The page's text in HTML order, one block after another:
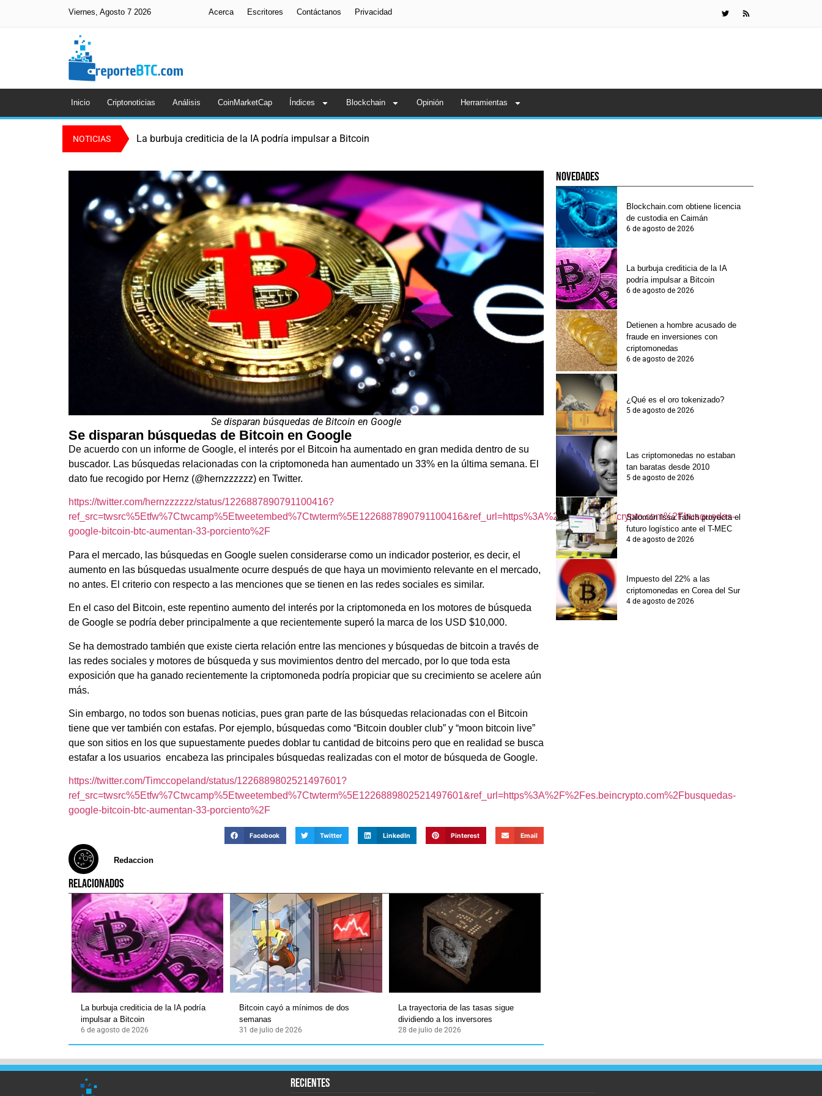
Viernes, Agosto 7 2026 Acerca Escritores Contáctanos Privacidad
Inicio Criptonoticias Análisis CoinMarketCap Índices Blockchain Opinión Herramientas
NOTICIAS La burbuja crediticia de la IA podría impulsar a Bitcoin
Se disparan búsquedas de Bitcoin en Google
Se disparan búsquedas de Bitcoin en Google
De acuerdo con un informe de Google, el interés por el Bitcoin ha aumentado en gran medida dentro de su
buscador. Las búsquedas relacionadas con la criptomoneda han aumentado un 33% en la última semana. El
dato fue recogido por Hernz (@hernzzzzzz) en Twitter.
https://twitter.com/hernzzzzzz/status/1226887890791100416?
ref_src=twsrc%5Etfw%7Ctwcamp%5Etweetembed%7Ctwterm%5E1226887890791100416&ref_url=https%3A%2F%2Fes.beincrypto.com%2Fbusquedas-
google-bitcoin-btc-aumentan-33-porciento%2F
Para el mercado, las búsquedas en Google suelen considerarse como un indicador posterior, es decir, el
aumento en las búsquedas usualmente ocurre después de que haya un movimiento relevante en el mercado,
no antes. El criterio con respecto a las menciones que se tienen en las redes sociales es similar.
En el caso del Bitcoin, este repentino aumento del interés por la criptomoneda en los motores de búsqueda
de Google se podría deber principalmente a que recientemente superó la marca de los USD $10,000.
Se ha demostrado también que existe cierta relación entre las menciones y búsquedas de bitcoin a través de
las redes sociales y motores de búsqueda y sus movimientos dentro del mercado, por lo que toda esta
exposición que ha ganado recientemente la criptomoneda podría propiciar que su crecimiento se acelere aún
más.
Sin embargo, no todos son buenas noticias, pues gran parte de las búsquedas relacionadas con el Bitcoin
tiene que ver también con estafas. Por ejemplo, búsquedas como “Bitcoin doubler club” y “moon bitcoin live”
que son sitios en los que supuestamente puedes doblar tu cantidad de bitcoins pero que en realidad se busca
estafar a los usuarios encabeza las principales búsquedas realizadas con el motor de búsqueda de Google.
https://twitter.com/Timccopeland/status/1226889802521497601?
ref_src=twsrc%5Etfw%7Ctwcamp%5Etweetembed%7Ctwterm%5E1226889802521497601&ref_url=https%3A%2F%2Fes.beincrypto.com%2Fbusquedas-
google-bitcoin-btc-aumentan-33-porciento%2F
Facebook Twitter LinkedIn Pinterest Email
Redaccion
RELACIONADOS
La burbuja crediticia de la IA podría
impulsar a Bitcoin
6 de agosto de 2026
Bitcoin cayó a mínimos de dos
semanas
31 de julio de 2026
La trayectoria de las tasas sigue
dividiendo a los inversores
28 de julio de 2026
novedades
Blockchain.com obtiene licencia
de custodia en Caimán
6 de agosto de 2026
La burbuja crediticia de la IA
podría impulsar a Bitcoin
6 de agosto de 2026
Detienen a hombre acusado de
fraude en inversiones con
criptomonedas
6 de agosto de 2026
¿Qué es el oro tokenizado?
5 de agosto de 2026
Las criptomonedas no estaban
tan baratas desde 2010
5 de agosto de 2026
Salomón Issa Tafich proyecta el
futuro logístico ante el T-MEC
4 de agosto de 2026
Impuesto del 22% a las
criptomonedas en Corea del Sur
4 de agosto de 2026
recientes